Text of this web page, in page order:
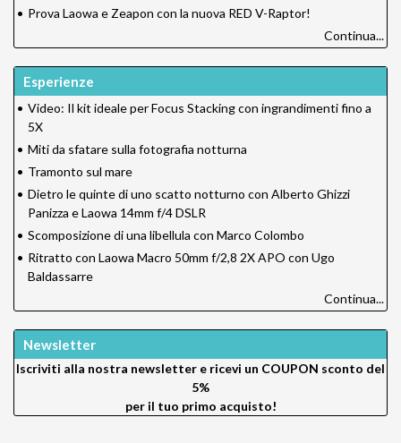
• Prova Laowa e Zeapon con la nuova RED V-Raptor!
Continua...
Esperienze
• Video: Il kit ideale per Focus Stacking con ingrandimenti fino a
5X
• Miti da sfatare sulla fotografia notturna
• Tramonto sul mare
• Dietro le quinte di uno scatto notturno con Alberto Ghizzi
Panizza e Laowa 14mm f/4 DSLR
• Scomposizione di una libellula con Marco Colombo
• Ritratto con Laowa Macro 50mm f/2,8 2X APO con Ugo
Baldassarre
Continua...
Newsletter
Iscriviti alla nostra newsletter e ricevi un COUPON sconto del
5%
per il tuo primo acquisto!